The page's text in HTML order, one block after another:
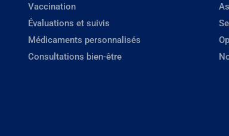
Vaccination
Évaluations et suivis
Médicaments personnalisés
Consultations bien-être